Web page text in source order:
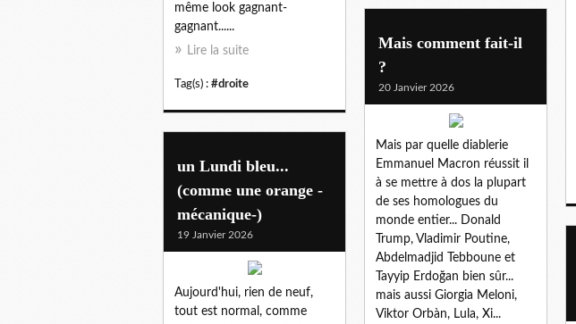
même look gagnant-
gagnant......
Lire la suite
Tag(s) : #droite
Mais comment fait-il
?
20 Janvier 2026
Mais par quelle diablerie
Emmanuel Macron réussit il
à se mettre à dos la plupart
de ses homologues du
monde entier... Donald
Trump, Vladimir Poutine,
Abdelmadjid Tebboune et
Tayyip Erdoğan bien sûr...
mais aussi Giorgia Meloni,
Viktor Orbàn, Lula, Xi...
un Lundi bleu...
(comme une orange -
mécanique-)
19 Janvier 2026
Aujourd'hui, rien de neuf,
tout est normal, comme